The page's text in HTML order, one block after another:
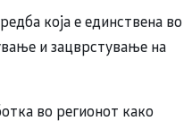
која е единствена во
и зацврстување на
во регионот како